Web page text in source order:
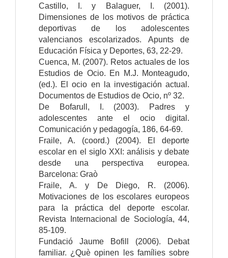
Castillo, I. y Balaguer, I. (2001).
Dimensiones de los motivos de práctica
deportivas de los adolescentes
valencianos escolarizados. Apunts de
Educación Física y Deportes, 63, 22-29.
Cuenca, M. (2007). Retos actuales de los
Estudios de Ocio. En M.J. Monteagudo,
(ed.). El ocio en la investigación actual.
Documentos de Estudios de Ocio, nº 32.
De Bofarull, I. (2003). Padres y
adolescentes ante el ocio digital.
Comunicación y pedagogía, 186, 64-69.
Fraile, A. (coord.) (2004). El deporte
escolar en el siglo XXI: análisis y debate
desde una perspectiva europea.
Barcelona: Graò
Fraile, A. y De Diego, R. (2006).
Motivaciones de los escolares europeos
para la práctica del deporte escolar.
Revista Internacional de Sociología, 44,
85-109.
Fundació Jaume Bofill (2006). Debat
familiar. ¿Què opinen les famílies sobre